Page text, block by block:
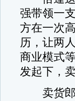
强带领一
方在一次
历，让两
商业模式
发起下，
卖货郎